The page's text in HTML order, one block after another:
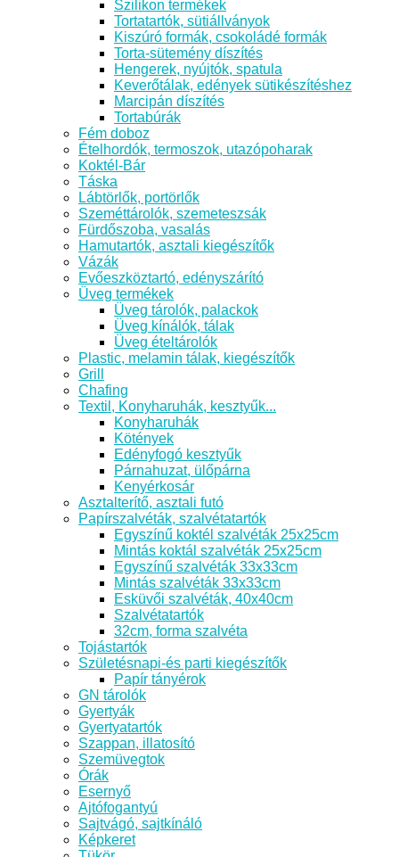
Szilikon termékek
Tortatartók, sütiállványok
Kiszúró formák, csokoládé formák
Torta-sütemény díszítés
Hengerek, nyújtók, spatula
Keverőtálak, edények sütikészítéshez
Marcipán díszítés
Tortabúrák
Fém doboz
Ételhordók, termoszok, utazópoharak
Koktél-Bár
Táska
Lábtörlők, portörlők
Szeméttárolók, szemeteszsák
Fürdőszoba, vasalás
Hamutartók, asztali kiegészítők
Vázák
Evőeszköztartó, edényszárító
Üveg termékek
Üveg tárolók, palackok
Üveg kínálók, tálak
Üveg ételtárolók
Plastic, melamin tálak, kiegészítők
Grill
Chafing
Textil, Konyharuhák, kesztyűk...
Konyharuhák
Kötények
Edényfogó kesztyűk
Párnahuzat, ülőpárna
Kenyérkosár
Asztalterítő, asztali futó
Papírszalvéták, szalvétatartók
Egyszínű koktél szalvéták 25x25cm
Mintás koktál szalvéták 25x25cm
Egyszínű szalvéták 33x33cm
Mintás szalvéták 33x33cm
Esküvői szalvéták, 40x40cm
Szalvétatartók
32cm, forma szalvéta
Tojástartók
Születésnapi-és parti kiegészítők
Papír tányérok
GN tárolók
Gyertyák
Gyertyatartók
Szappan, illatosító
Szemüvegtok
Órák
Esernyő
Ajtófogantyú
Sajtvágó, sajtkínáló
Képkeret